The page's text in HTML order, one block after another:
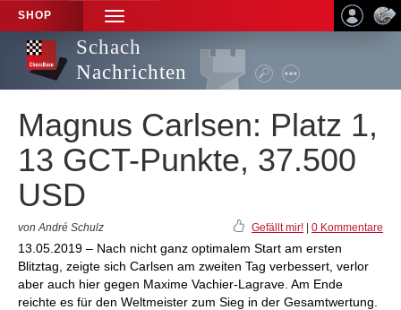
SHOP
TOGGLE
NAVIGATION
Schach
Nachrichten
Magnus Carlsen: Platz 1,
13 GCT-Punkte, 37.500
USD
von André Schulz Gefällt mir! 0 Kommentare
13.05.2019 – Nach nicht ganz optimalem Start am ersten
Blitztag, zeigte sich Carlsen am zweiten Tag verbessert, verlor
aber auch hier gegen Maxime Vachier-Lagrave. Am Ende
reichte es für den Weltmeister zum Sieg in der Gesamtwertung.